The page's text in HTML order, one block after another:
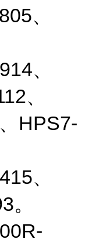
、
、
、
HPS7-
、